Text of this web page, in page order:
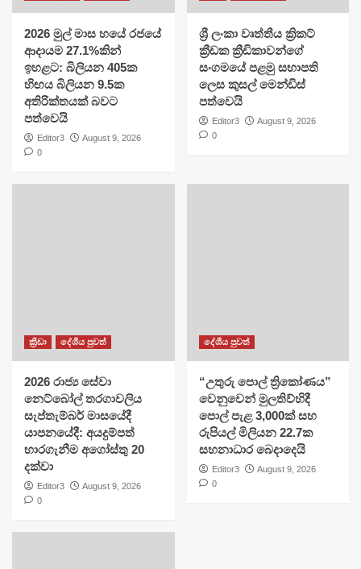
2026 මුල් මාස හයේ රජයේ
ආදායම 27.1%කින්
ඉහළට: බිලියන 405ක
හිඟය බිලියන 9.5ක
අතිරික්තයක් බවට
පත්වෙයි
Editor3
August 9, 2026
0
​ශ්‍රී ලංකා වෘත්තීය ක්‍රිකට්
ක්‍රීඩක ක්‍රීඩිකාවන්ගේ
සංගමයේ පළමු සභාපති
ලෙස කුසල් මෙන්ඩිස්
පත්වෙයි
Editor3
August 9, 2026
0
ක්‍රීඩා දේශීය පුවත්
2026 රාජ්‍ය සේවා
නෙට්බෝල් තරගාවලිය
සැප්තැම්බර් මාසයේදී
යාපනයේදී: අයදුම්පත්
භාරගැනීම අගෝස්තු 20
දක්වා
Editor3
August 9, 2026
0
දේශීය පුවත්
​“උතුරු පොල් ත්‍රිකෝණය”
වෙනුවෙන් මුලතිව්හිදී
පොල් පැළ 3,000ක් සහ
රුපියල් මිලියන 22.7ක
සහනාධාර බෙදාදෙයි
Editor3
August 9, 2026
0